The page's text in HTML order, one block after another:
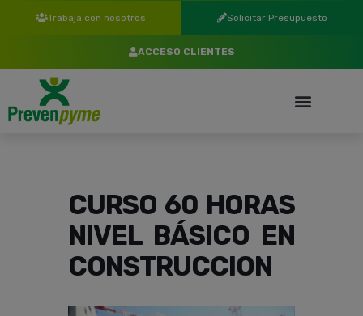
Trabaja con nosotros Solicitar Presupuesto
ACCESO CLIENTES
CURSO 60 HORAS
NIVEL BÁSICO EN
CONSTRUCCION